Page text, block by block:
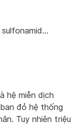
hệ miễn dịch
đỏ hệ thống
Tuy nhiên triệu